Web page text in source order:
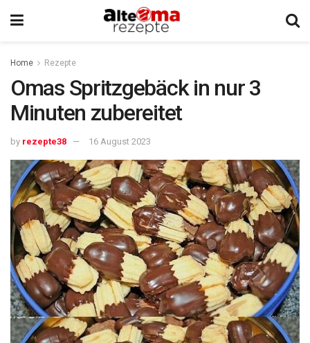
Home Rezepte
Omas Spritzgebäck in nur 3
Minuten zubereitet
by rezepte38 16 August 2023